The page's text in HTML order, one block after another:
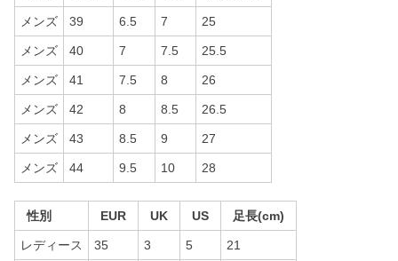
メンズ 39 6.5 7 25
メンズ 40 7 7.5 25.5
メンズ 41 7.5 8 26
メンズ 42 8 8.5 26.5
メンズ 43 8.5 9 27
メンズ 44 9.5 10 28
性別 EUR UK US 足長(cm)
レディース 35 3 5 21